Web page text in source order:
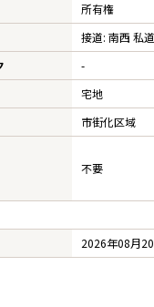
所有権
接道: 南西 私
-
宅地
市街化区域
不要
2026年08月